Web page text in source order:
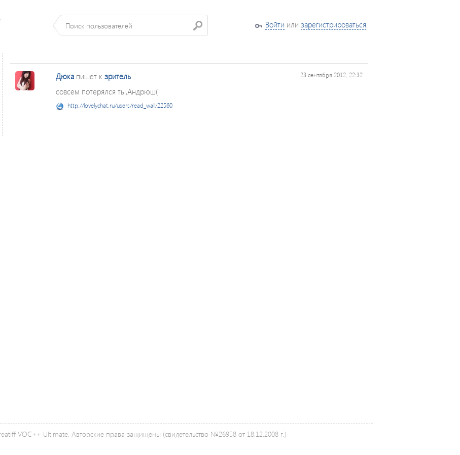
Войти или зарегистрироваться.
Дюка пишет к зритель 23 сентября 2012, 22:32
совсем потерялся ты,Андрюш(
http://lovelychat.ru/users/read_wall/22560
VOC++ Ultimate. Авторские права защищены (свидетельство №26958 от 18.12.2008 г.)